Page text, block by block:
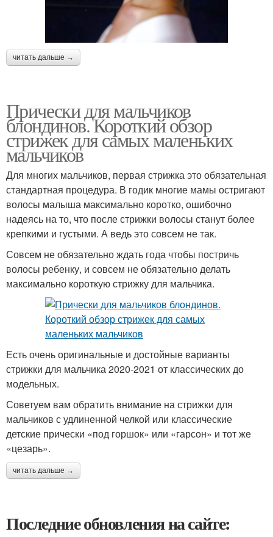
читать дальше →
Прически для мальчиков
блондинов. Короткий обзор
стрижек для самых маленьких
мальчиков
Для многих мальчиков, первая стрижка это обязательная
стандартная процедура. В годик многие мамы остригают
волосы малыша максимально коротко, ошибочно
надеясь на то, что после стрижки волосы станут более
крепкими и густыми. А ведь это совсем не так.
Совсем не обязательно ждать года чтобы постричь
волосы ребенку, и совсем не обязательно делать
максимально короткую стрижку для мальчика.
Есть очень оригинальные и достойные варианты
стрижки для мальчика 2020-2021 от классических до
модельных.
Советуем вам обратить внимание на стрижки для
мальчиков с удлиненной челкой или классические
детские прически «под горшок» или «гарсон» и тот же
«цезарь».
читать дальше →
Последние обновления на сайте: